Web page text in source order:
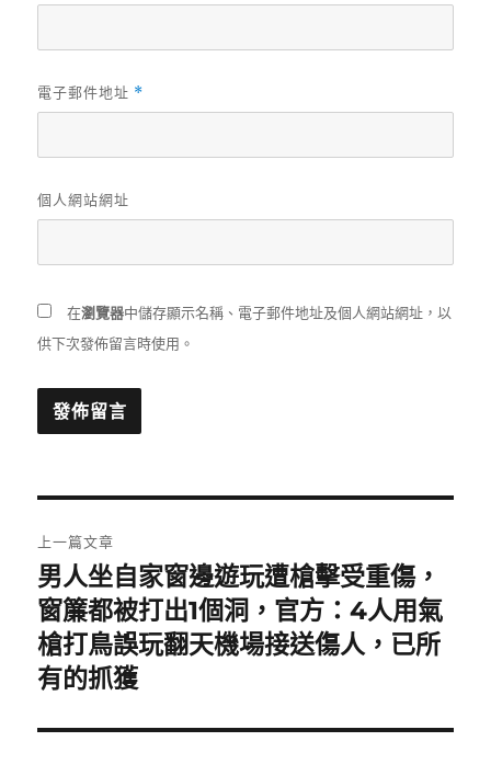
電子郵件地址 *
個人網站網址
在瀏覽器中儲存顯示名稱、電子郵件地址及個人網站網址，以
供下次發佈留言時使用。
章
導
覽
上一篇文章
上
一
篇
文
章:
男人坐自家窗邊遊玩遭槍擊受重傷，
窗簾都被打出1個洞，官方：4人用氣
槍打鳥誤玩翻天機場接送傷人，已所
有的抓獲